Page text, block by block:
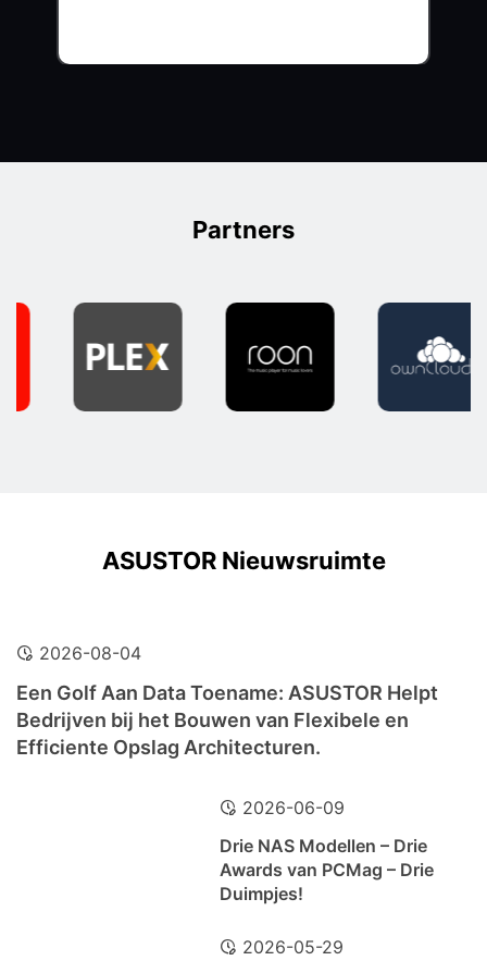
Partners
ASUSTOR Nieuwsruimte
2026-08-04
Een Golf Aan Data Toename: ASUSTOR Helpt
Bedrijven bij het Bouwen van Flexibele en
Efficiente Opslag Architecturen.
2026-06-09
Drie NAS Modellen – Drie
Awards van PCMag – Drie
Duimpjes!
2026-05-29